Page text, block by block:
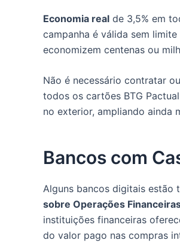
Economia real de 3,5% em
campanha é válida sem
economizem centenas ou
Não é necessário contratar
todos os cartões BTG
no exterior, ampliando ainda
Bancos com
Alguns bancos digitais estão
sobre Operações
instituições financeiras
do valor pago nas compras